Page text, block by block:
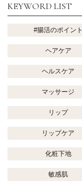
KEYWORD LIST
#腸活のポイント
ヘアケア
ヘルスケア
マッサージ
リップ
リップケア
化粧下地
敏感肌